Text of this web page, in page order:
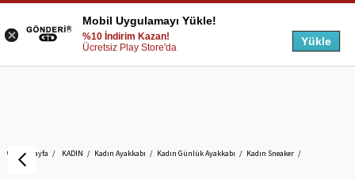
Anasayfa KADIN Kadın Ayakkabı Kadın Günlük Ayakkabı Kadın Sneaker
Mobil Uygulamayı Yükle!
%10 İndirim Kazan!
Ücretsiz Play Store'da
Yükle